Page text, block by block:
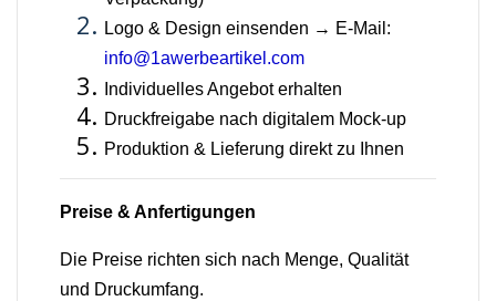
Logo & Design einsenden → E-Mail:
info@1awerbeartikel.com
Individuelles Angebot erhalten
Druckfreigabe nach digitalem Mock-up
Produktion & Lieferung direkt zu Ihnen
Preise & Anfertigungen
Die Preise richten sich nach Menge, Qualität
und Druckumfang.